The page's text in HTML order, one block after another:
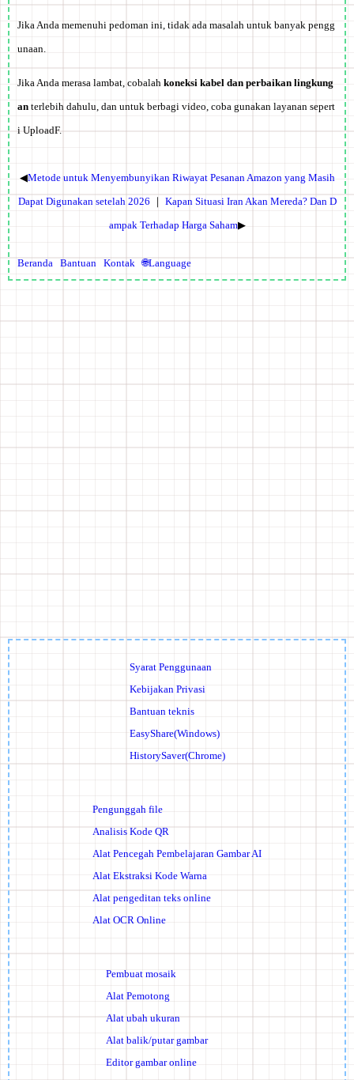
Jika Anda memenuhi pedoman ini, tidak ada masalah untuk banyak pengg
unaan.
Jika Anda merasa lambat, cobalah koneksi kabel dan perbaikan lingkung
an terlebih dahulu, dan untuk berbagi video, coba gunakan layanan sepert
i UploadF.
◀Metode untuk Menyembunyikan Riwayat Pesanan Amazon yang Masih
Dapat Digunakan setelah 2026 ｜ Kapan Situasi Iran Akan Mereda? Dan D
ampak Terhadap Harga Saham▶
Beranda Bantuan Kontak 🌐Language
Syarat Penggunaan
Kebijakan Privasi
Bantuan teknis
EasyShare(Windows)
HistorySaver(Chrome)
Pengunggah file
Analisis Kode QR
Alat Pencegah Pembelajaran Gambar AI
Alat Ekstraksi Kode Warna
Alat pengeditan teks online
Alat OCR Online
Pembuat mosaik
Alat Pemotong
Alat ubah ukuran
Alat balik/putar gambar
Editor gambar online